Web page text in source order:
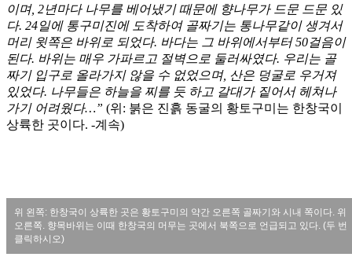
이며, 2년마다 나무를 베어냈기 때문에 향나무가 드문 드문 있
다. 24일에 통구미진에 도착하여 골짜기는 통나무같이 생겨서
머리 윗쪽은 바위로 되었다. 바다는 그 바위에서부터 50걸음이
된다. 바위는 매우 가파르고 절벽으로 둘러싸였다. 우리는 골
짜기 입구로 올라가지 않을 수 없었으며, 산은 덩굴로 우거져
있었다. 나무들은 하늘을 찌를 듯 하고 갈대가 짙어서 헤쳐나
가기 어려웠다…” (위: 붉은 진흙 동굴의 황토구미는 한창국이
상륙한 곳이다. -계속)
위 왼쪽: 한창국이 상륙한 곳은 황토구미의 약간 오른쪽 골짜기와 시내 쪽이다. 위
오른쪽. 향목바위는 이때 한창국의 머무는 곳에서 북쪽으로 언급되고 있다. (두 번
클릭하시오)